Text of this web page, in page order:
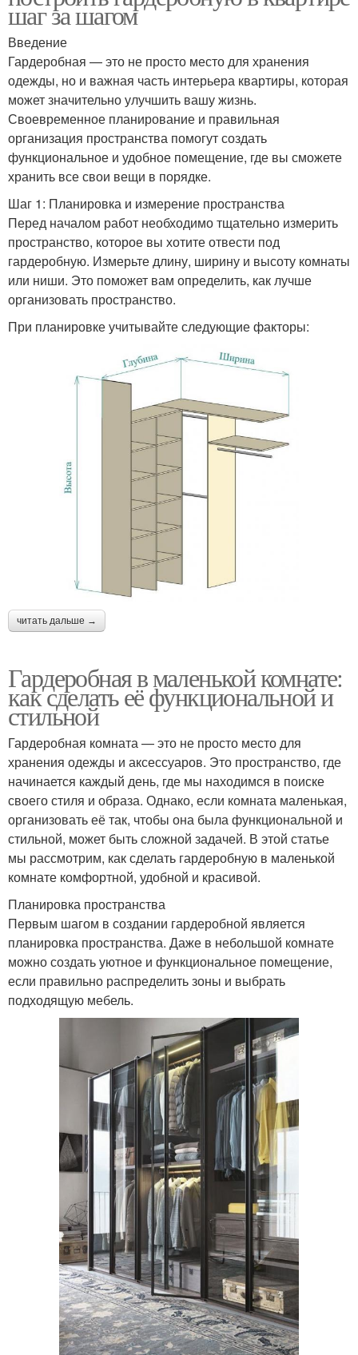
шаг за шагом
Введение
Гардеробная — это не просто место для хранения
одежды, но и важная часть интерьера квартиры, которая
может значительно улучшить вашу жизнь.
Своевременное планирование и правильная
организация пространства помогут создать
функциональное и удобное помещение, где вы сможете
хранить все свои вещи в порядке.
Шаг 1: Планировка и измерение пространства
Перед началом работ необходимо тщательно измерить
пространство, которое вы хотите отвести под
гардеробную. Измерьте длину, ширину и высоту комнаты
или ниши. Это поможет вам определить, как лучше
организовать пространство.
При планировке учитывайте следующие факторы:
читать дальше →
Гардеробная в маленькой комнате:
как сделать её функциональной и
стильной
Гардеробная комната — это не просто место для
хранения одежды и аксессуаров. Это пространство, где
начинается каждый день, где мы находимся в поиске
своего стиля и образа. Однако, если комната маленькая,
организовать её так, чтобы она была функциональной и
стильной, может быть сложной задачей. В этой статье
мы рассмотрим, как сделать гардеробную в маленькой
комнате комфортной, удобной и красивой.
Планировка пространства
Первым шагом в создании гардеробной является
планировка пространства. Даже в небольшой комнате
можно создать уютное и функциональное помещение,
если правильно распределить зоны и выбрать
подходящую мебель.